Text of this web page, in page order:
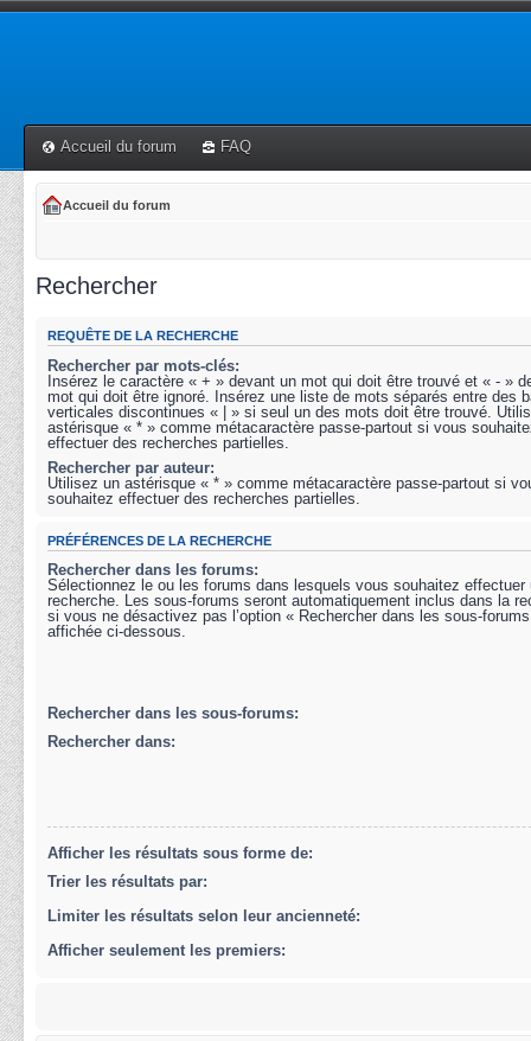
Accueil du forum FAQ
Accueil du forum
Rechercher
REQUÊTE DE LA RECHERCHE
Rechercher par mots-clés:
Insérez le caractère « + » devant un mot qui doit être trouvé et « - »
mot qui doit être ignoré. Insérez une liste de mots séparés entre des
verticales discontinues « | » si seul un des mots doit être trouvé.
astérisque « * » comme métacaractère passe-partout si vous
effectuer des recherches partielles.
Rechercher par auteur:
Utilisez un astérisque « * » comme métacaractère passe-partout si
souhaitez effectuer des recherches partielles.
PRÉFÉRENCES DE LA RECHERCHE
Rechercher dans les forums:
Sélectionnez le ou les forums dans lesquels vous souhaitez effectuer
recherche. Les sous-forums seront automatiquement inclus dans la
si vous ne désactivez pas l’option « Rechercher dans les sous-
affichée ci-dessous.
Rechercher dans les sous-forums:
Rechercher dans:
Afficher les résultats sous forme de:
Trier les résultats par:
Limiter les résultats selon leur ancienneté:
Afficher seulement les premiers: